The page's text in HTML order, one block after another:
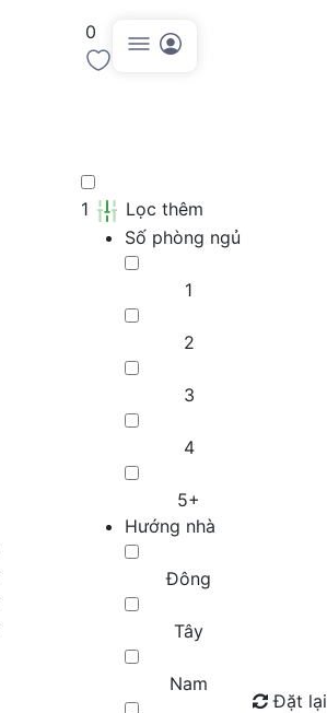
0
1
Lọc thêm
Số phòng ngủ
1
2
3
4
5+
Hướng nhà
Đông
Tây
Nam
Đặt lại